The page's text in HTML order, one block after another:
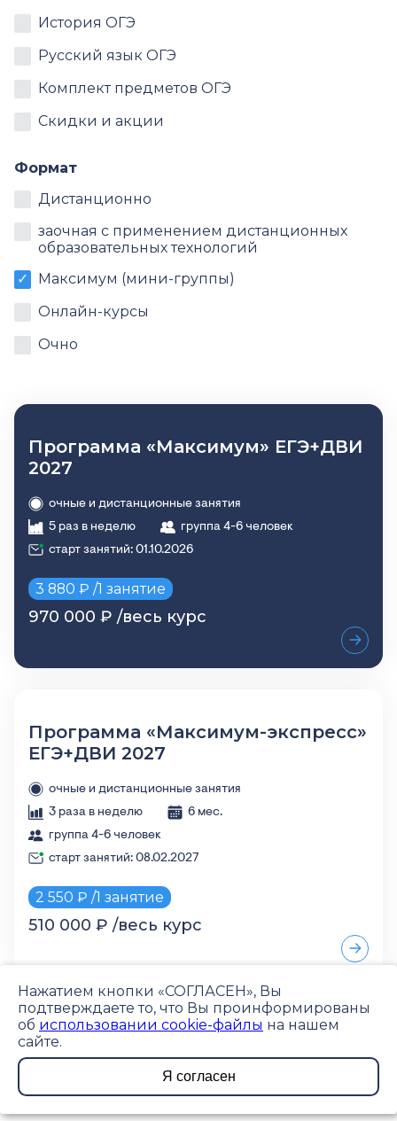
История ОГЭ
Русский язык ОГЭ
Комплект предметов ОГЭ
Скидки и акции
Формат
Дистанционно
заочная с применением дистанционных
образовательных технологий
Максимум (мини-группы)
Онлайн-курсы
Очно
Программа «Максимум» ЕГЭ+ДВИ
2027
очные и дистанционные занятия
5 раз в неделю
группа 4-6 человек
старт занятий: 01.10.2026
3 880 ₽ /1 занятие
970 000 ₽ /весь курс
Программа «Максимум-экспресс»
ЕГЭ+ДВИ 2027
очные и дистанционные занятия
3 раза в неделю
6 мес.
группа 4-6 человек
старт занятий: 08.02.2027
2 550 ₽ /1 занятие
510 000 ₽ /весь курс
© 2024-2026
Московский
государственный
Нажатием кнопки «СОГЛАСЕН», Вы
подтверждаете то, что Вы проинформированы
об использовании cookie-файлы на нашем
сайте.
Я согласен